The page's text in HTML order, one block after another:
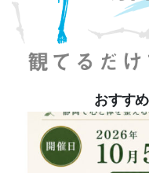
おすす